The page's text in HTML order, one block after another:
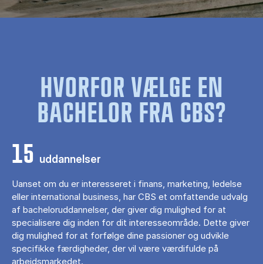
HVORFOR VÆLGE EN
BACHELOR FRA CBS?
15 uddannelser
Uanset om du er interesseret i finans, marketing, ledelse
eller international business, har CBS et omfattende udvalg
af bacheloruddannelser, der giver dig mulighed for at
specialisere dig inden for dit interesseområde. Dette giver
dig mulighed for at forfølge dine passioner og udvikle
specifikke færdigheder, der vil være værdifulde på
arbejdsmarkedet.